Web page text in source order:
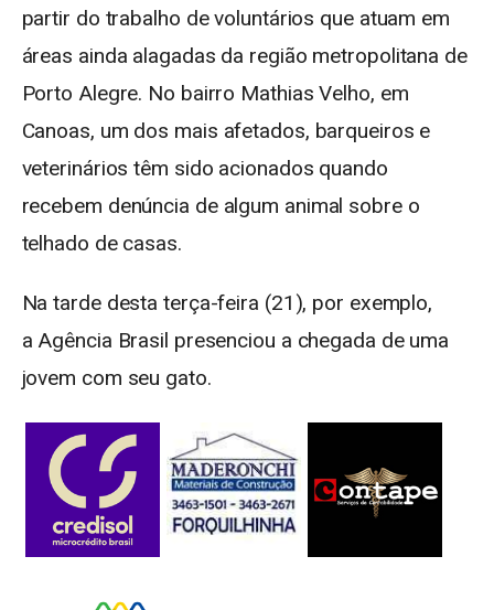
partir do trabalho de voluntários que atuam em
áreas ainda alagadas da região metropolitana de
Porto Alegre. No bairro Mathias Velho, em
Canoas, um dos mais afetados, barqueiros e
veterinários têm sido acionados quando
recebem denúncia de algum animal sobre o
telhado de casas.
Na tarde desta terça-feira (21), por exemplo,
a Agência Brasil presenciou a chegada de uma
jovem com seu gato.